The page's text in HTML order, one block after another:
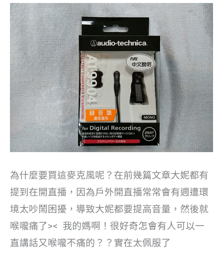
為什麼要買這麥克風呢？在前幾篇文章大妮都有
提到在開直播，因為戶外開直播常常會有週遭環
境太吵鬧困擾，導致大妮都要提高音量，然後就
喉嚨痛了>< 我的媽啊！很好奇怎會有人可以一
直講話又喉嚨不痛的？？實在太佩服了